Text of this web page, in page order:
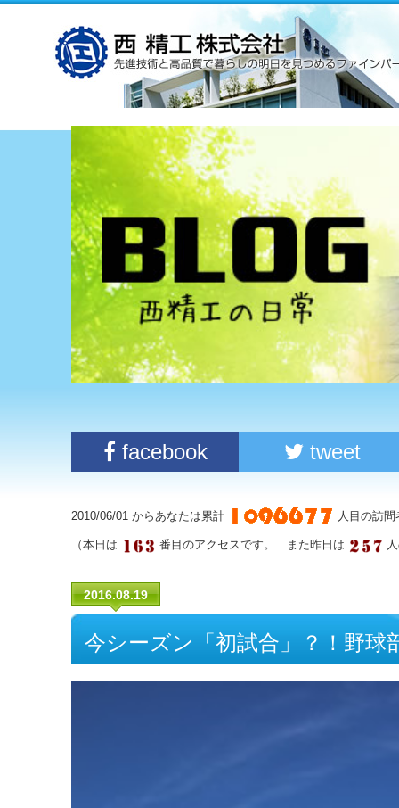
facebook tweet
2010/06/01 からあなたは累計 人目の訪
（本日は 番目のアクセスです。 また昨日は
2016.08.19
今シーズン「初試合」？！野球